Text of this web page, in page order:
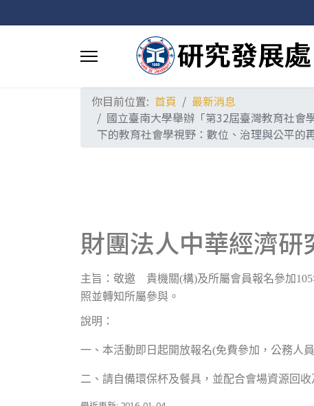
你目前位置: 首頁
最新消息
國立臺南大學舉辦「第32屆臺灣教育社會
下的教育社會學視野：數位、治理與公平的再
財團法人中華經濟研
主旨：敬邀 貴機關(構)及所屬會員報名參加105
照並轉知所屬參與。
說明：
一、本活動即日起開放報名(免費參加，公務人
二、請自備環保杯及餐具，並配合會場資源回收